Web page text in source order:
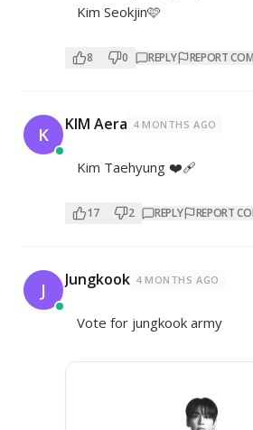
Kim Seokjin🩷
8 0 REPLY REPORT
K KIM Aera 4 MONTHS AGO
Kim Taehyung ❤️‍🩹
17 2 REPLY REPORT
J Jungkook 4 MONTHS AGO
Vote for jungkook army